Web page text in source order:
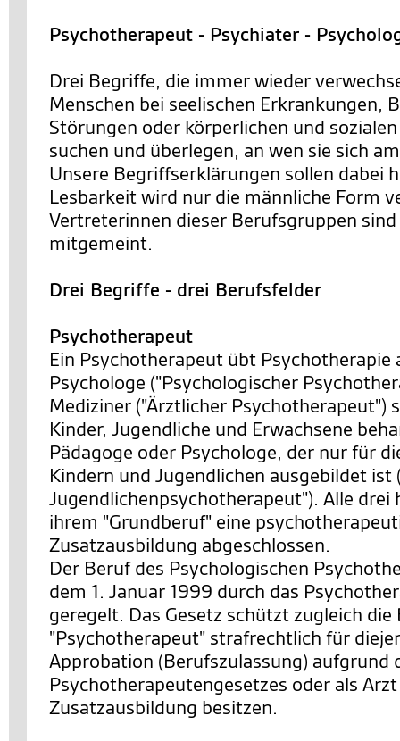
Psychotherapeut - Psychiater -
Drei Begriffe, die immer wieder
Menschen bei seelischen Erkrankungen,
Störungen oder körperlichen und
suchen und überlegen, an wen sie sich
Unsere Begriffserklärungen sollen dabei
Lesbarkeit wird nur die männliche Form
Vertreterinnen dieser Berufsgruppen
mitgemeint.
Drei Begriffe - drei Berufsfelder
Psychotherapeut
Ein Psychotherapeut übt Psychotherapie
Psychologe ("Psychologischer
Mediziner ("Ärztlicher Psychotherapeut")
Kinder, Jugendliche und Erwachsene
Pädagoge oder Psychologe, der nur für
Kindern und Jugendlichen ausgebildet ist
Jugendlichenpsychotherapeut"). Alle drei
ihrem "Grundberuf" eine
Zusatzausbildung abgeschlossen.
Der Beruf des Psychologischen
dem 1. Januar 1999 durch das
geregelt. Das Gesetz schützt zugleich
"Psychotherapeut" strafrechtlich für
Approbation (Berufszulassung) aufgrund
Psychotherapeutengesetzes oder als
Zusatzausbildung besitzen.